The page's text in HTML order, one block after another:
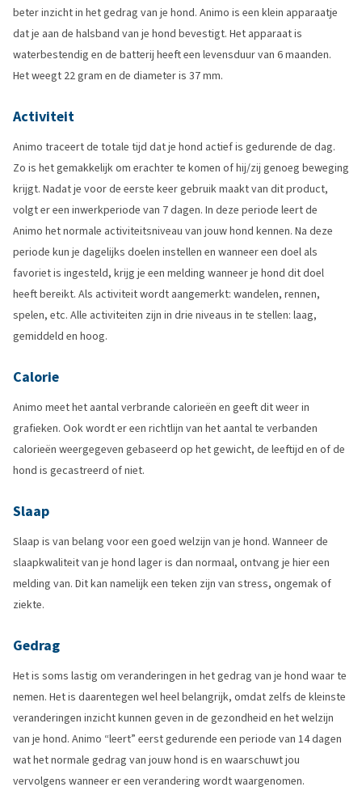
beter inzicht in het gedrag van je hond. Animo is een klein apparaatje
dat je aan de halsband van je hond bevestigt. Het apparaat is
waterbestendig en de batterij heeft een levensduur van 6 maanden.
Het weegt 22 gram en de diameter is 37 mm.
Activiteit
Animo traceert de totale tijd dat je hond actief is gedurende de dag.
Zo is het gemakkelijk om erachter te komen of hij/zij genoeg beweging
krijgt. Nadat je voor de eerste keer gebruik maakt van dit product,
volgt er een inwerkperiode van 7 dagen. In deze periode leert de
Animo het normale activiteitsniveau van jouw hond kennen. Na deze
periode kun je dagelijks doelen instellen en wanneer een doel als
favoriet is ingesteld, krijg je een melding wanneer je hond dit doel
heeft bereikt. Als activiteit wordt aangemerkt: wandelen, rennen,
spelen, etc. Alle activiteiten zijn in drie niveaus in te stellen: laag,
gemiddeld en hoog.
Calorie
Animo meet het aantal verbrande calorieën en geeft dit weer in
grafieken. Ook wordt er een richtlijn van het aantal te verbanden
calorieën weergegeven gebaseerd op het gewicht, de leeftijd en of de
hond is gecastreerd of niet.
Slaap
Slaap is van belang voor een goed welzijn van je hond. Wanneer de
slaapkwaliteit van je hond lager is dan normaal, ontvang je hier een
melding van. Dit kan namelijk een teken zijn van stress, ongemak of
ziekte.
Gedrag
Het is soms lastig om veranderingen in het gedrag van je hond waar te
nemen. Het is daarentegen wel heel belangrijk, omdat zelfs de kleinste
veranderingen inzicht kunnen geven in de gezondheid en het welzijn
van je hond. Animo “leert” eerst gedurende een periode van 14 dagen
wat het normale gedrag van jouw hond is en waarschuwt jou
vervolgens wanneer er een verandering wordt waargenomen.